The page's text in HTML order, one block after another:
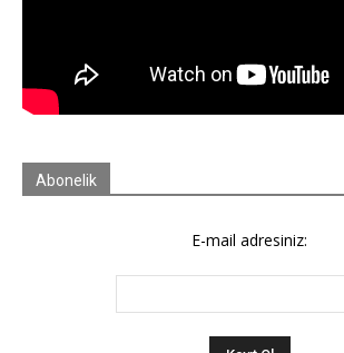
Abonelik
E-mail adresiniz: